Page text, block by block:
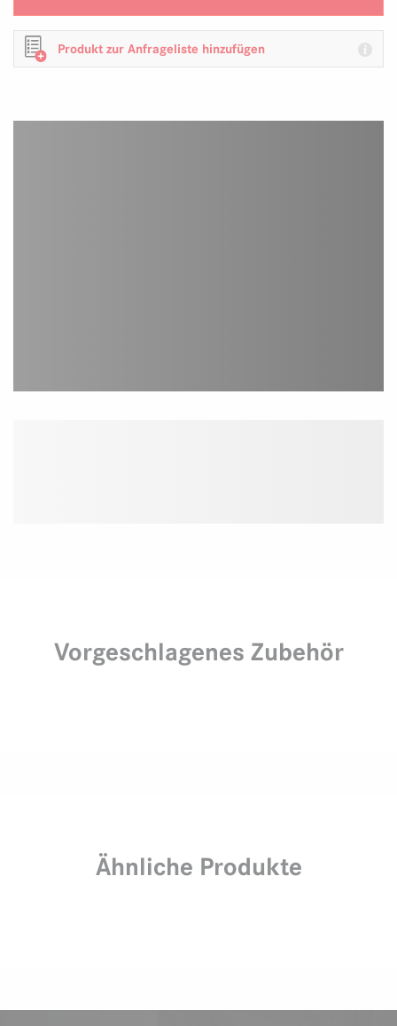
Produkt zur Anfrageliste hinzufügen
Vorgeschlagenes Zubehör
Ähnliche Produkte